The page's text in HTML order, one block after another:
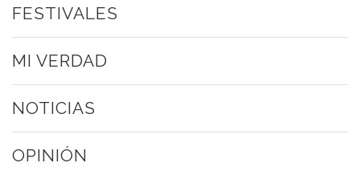
FESTIVALES
MI VERDAD
NOTICIAS
OPINIÓN